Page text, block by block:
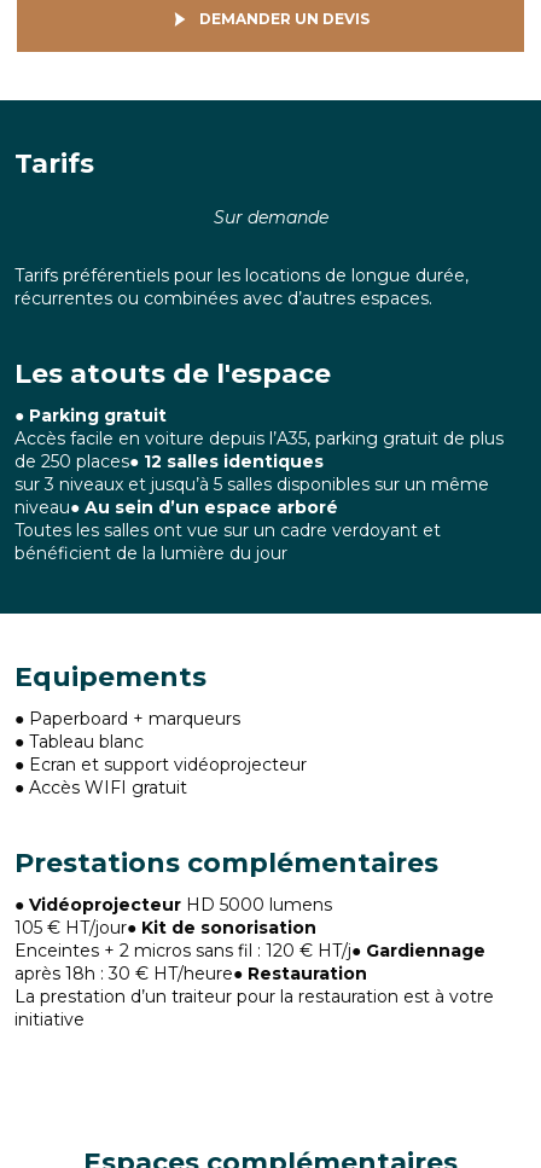
DEMANDER UN DEVIS
Tarifs
Sur demande
Tarifs préférentiels pour les locations de longue durée,
récurrentes ou combinées avec d’autres espaces.
Les atouts de l'espace
● Parking gratuit
Accès facile en voiture depuis l’A35, parking gratuit de plus
de 250 places● 12 salles identiques
sur 3 niveaux et jusqu’à 5 salles disponibles sur un même
niveau● Au sein d’un espace arboré
Toutes les salles ont vue sur un cadre verdoyant et
bénéficient de la lumière du jour
Equipements
● Paperboard + marqueurs
● Tableau blanc
● Ecran et support vidéoprojecteur
● Accès WIFI gratuit
Prestations complémentaires
● Vidéoprojecteur HD 5000 lumens
105 € HT/jour● Kit de sonorisation
Enceintes + 2 micros sans fil : 120 € HT/j● Gardiennage
après 18h : 30 € HT/heure● Restauration
La prestation d’un traiteur pour la restauration est à votre
initiative